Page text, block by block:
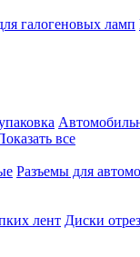
галогеновых ламп
все
Разъемы для
лент Диски